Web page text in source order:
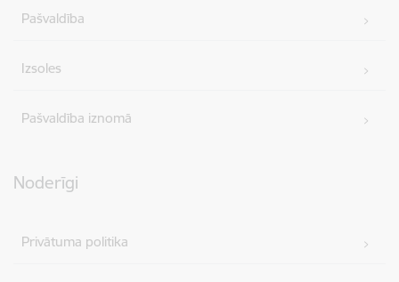
Pašvaldība
Izsoles
Pašvaldība iznomā
Noderīgi
Privātuma politika